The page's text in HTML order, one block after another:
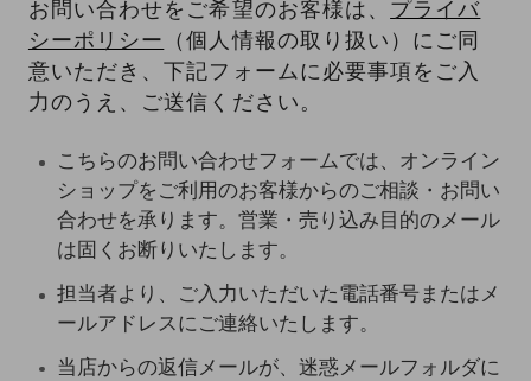
お問い合わせをご希望のお客様は、 プライバ
シーポリシー
（個人情報の取り扱い）にご同
意いただき、下記フォームに必要事項をご入
力のうえ、ご送信ください。
こちらのお問い合わせフォームでは、オンライン
ショップをご利用のお客様からのご相談・お問い
合わせを承ります。営業・売り込み目的のメール
は固くお断りいたします。
担当者より、ご入力いただいた電話番号またはメ
ールアドレスにご連絡いたします。
当店からの返信メールが、迷惑メールフォルダに